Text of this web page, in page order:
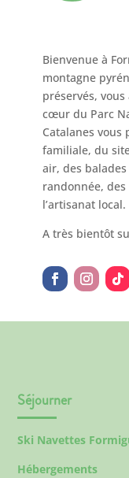
Bienvenue à
montagne
préservés,
cœur du Parc
Catalanes
familiale, du
air, des
randonnée,
l’artisanat local.
A très bientôt
Séjourner
Ski Navettes
Hébergements